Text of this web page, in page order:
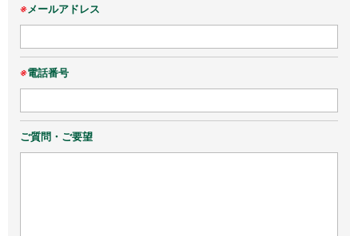
※メールアドレス
※電話番号
ご質問・ご要望